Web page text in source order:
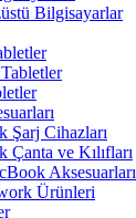
Bilgisayarlar
Şarj Cihazları
Çanta ve Kılıfları
Aksesuarları
Ürünleri